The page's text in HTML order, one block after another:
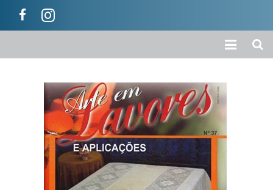
A Empresa
Colecções